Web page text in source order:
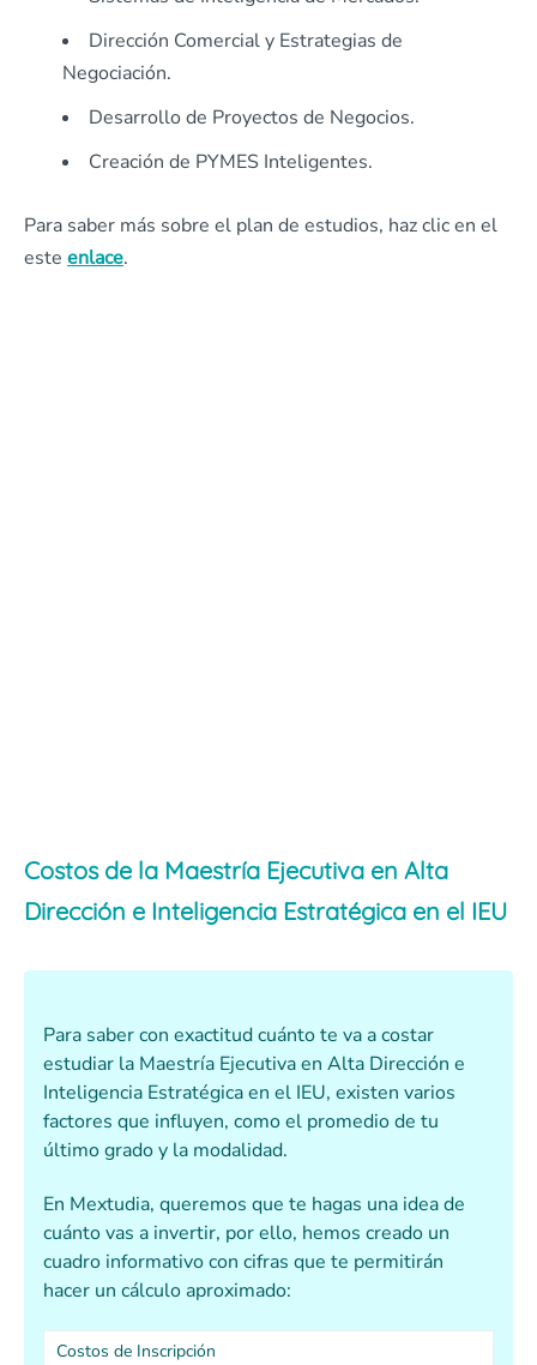
Dirección Comercial y Estrategias de
Negociación.
Desarrollo de Proyectos de Negocios.
Creación de PYMES Inteligentes.
Para saber más sobre el plan de estudios, haz clic en el
este enlace.
Costos de la Maestría Ejecutiva en Alta
Dirección e Inteligencia Estratégica en el IEU
Para saber con exactitud cuánto te va a costar
estudiar la Maestría Ejecutiva en Alta Dirección e
Inteligencia Estratégica en el IEU, existen varios
factores que influyen, como el promedio de tu
último grado y la modalidad.
En Mextudia, queremos que te hagas una idea de
cuánto vas a invertir, por ello, hemos creado un
cuadro informativo con cifras que te permitirán
hacer un cálculo aproximado:
Costos de Inscripción